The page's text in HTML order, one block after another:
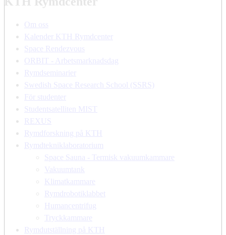
Om oss
Kalender KTH Rymdcenter
Space Rendezvous
ORBIT - Arbetsmarknadsdag
Rymdseminarier
Swedish Space Research School (SSRS)
För studenter
Studentsatelliten MIST
REXUS
Rymdforskning på KTH
Rymdtekniklaboratorium
Space Sauna - Termisk vakuumkammare
Vakuumtank
Klimatkammare
Rymdrobotiklabbet
Humancentrifug
Tryckkammare
Rymdutställning på KTH